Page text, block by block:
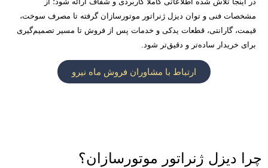
مشخصات فنی و توان دیزل ژنراتور موتورسازان گرفته تا مصرف سوخت،
قیمت، گارانتی، قطعات یدکی و خدمات پس از فروش تا مسیر تصمیم‌گیری
برای خریدار ساده‌تر و دقیق‌تر شود
ارتباط با مشاوران فروش ماه نیرو
چرا دیزل ژنراتور موتورسازان؟